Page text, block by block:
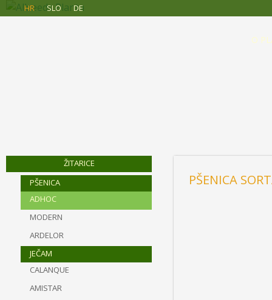
Skip to main content
HR SLO DE
Allseeds
O
PŠENICA
ŽITARICE
PŠENICA
ADHOC
MODERN
ARDELOR
JEČAM
CALANQUE
AMISTAR